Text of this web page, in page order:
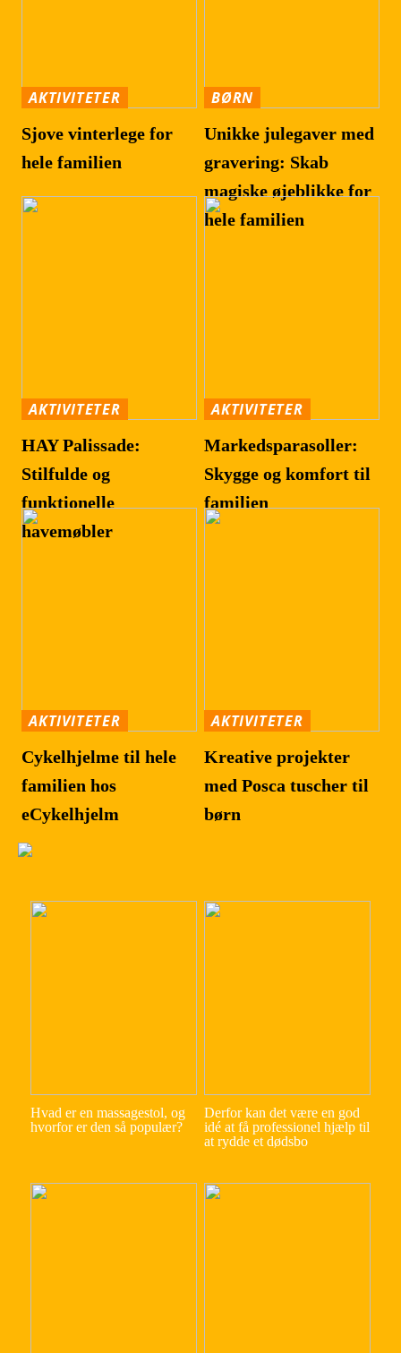
AKTIVITETER
Sjove vinterlege for
hele familien
BØRN
Unikke julegaver med
gravering: Skab
magiske øjeblikke for
hele familien
AKTIVITETER
HAY Palissade:
Stilfulde og
funktionelle
havemøbler
AKTIVITETER
Markedsparasoller:
Skygge og komfort til
familien
AKTIVITETER
Cykelhjelme til hele
familien hos
eCykelhjelm
AKTIVITETER
Kreative projekter
med Posca tuscher til
børn
Hvad er en massagestol, og
hvorfor er den så populær?
Derfor kan det være en god
idé at få professionel hjælp til
at rydde et dødsbo